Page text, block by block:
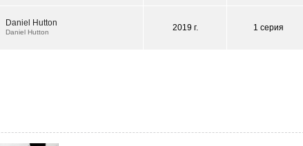
Daniel Hutton
Daniel Hutton 2019 г. 1 серия